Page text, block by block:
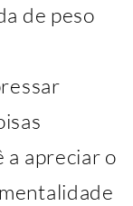
de peso
a apreciar o